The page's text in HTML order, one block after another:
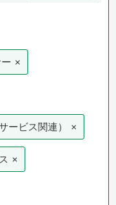
×
ービス関連） ×
×